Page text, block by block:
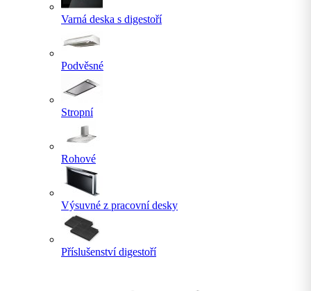
Varná deska s digestoří
Podvěsné
Stropní
Rohové
Výsuvné z pracovní desky
Příslušenství digestoří